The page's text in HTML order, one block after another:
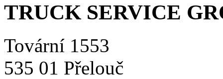
TRUCK SERVICE
Tovární 1553
535 01 Přelouč